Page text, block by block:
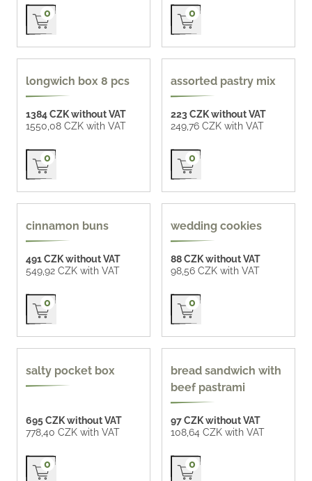
Přidat do košíku
0 Přidat do košíku
0
longwich box 8 pcs
1384 CZK without VAT
1550,08 CZK with VAT
Přidat do košíku
0
assorted pastry mix
223 CZK without VAT
249,76 CZK with VAT
Přidat do košíku
0
cinnamon buns
491 CZK without VAT
549,92 CZK with VAT
Přidat do košíku
0
wedding cookies
88 CZK without VAT
98,56 CZK with VAT
Přidat do košíku
0
new
salty pocket box
695 CZK without VAT
778,40 CZK with VAT
Přidat do košíku
0
bread sandwich with
beef pastrami
97 CZK without VAT
108,64 CZK with VAT
Přidat do košíku
0